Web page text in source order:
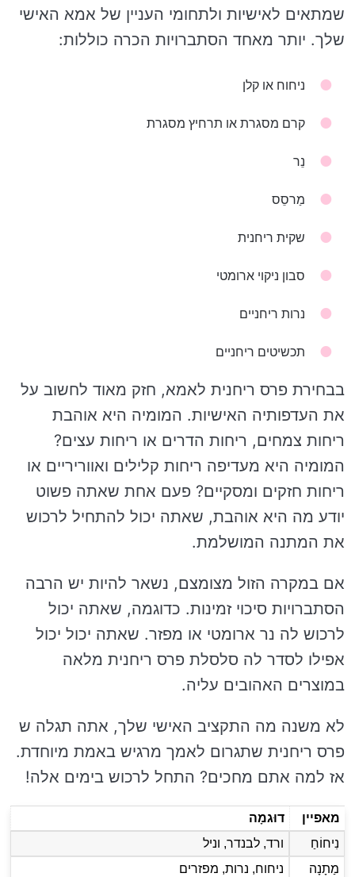
שמתאים לאישיות ולתחומי העניין של אמא האישי
שלך. יותר מאחד הסתברויות הכרה כוללות:
ניחוח או קלן
קרם מסגרת או תרחיץ מסגרת
נֵר
מַרסֵס
שקית ריחנית
סבון ניקוי ארומטי
נרות ריחניים
תכשיטים ריחניים
בבחירת פרס ריחנית לאמא, חזק מאוד לחשוב על
את העדפותיה האישיות. המומיה היא אוהבת
ריחות צמחים, ריחות הדרים או ריחות עצים?
המומיה היא מעדיפה ריחות קלילים ואווריריים או
ריחות חזקים ומסקיים? פעם אחת שאתה פשוט
יודע מה היא אוהבת, שאתה יכול להתחיל לרכוש
את המתנה המושלמת.
אם במקרה הזול מצומצם, נשאר להיות יש הרבה
הסתברויות סיכוי זמינות. כדוגמה, שאתה יכול
לרכוש לה נר ארומטי או מפזר. שאתה יכול יכול
אפילו לסדר לה סלסלת פרס ריחנית מלאה
במוצרים האהובים עליה.
לא משנה מה התקציב האישי שלך, אתה תגלה ש
פרס ריחנית שתגרום לאמך מרגיש באמת מיוחדת.
אז למה אתם מחכים? התחל לרכוש בימים אלה!
מאפיין
דוּגמָה
נִיחוֹחַ
ורד, לבנדר, וניל
מַתָנָה
ניחוח, נרות, מפזרים